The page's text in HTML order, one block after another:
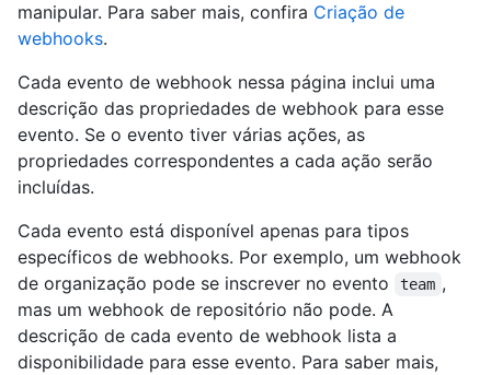
manipular. Para saber mais, confira Criação de
webhooks.
Cada evento de webhook nessa página inclui uma
descrição das propriedades de webhook para esse
evento. Se o evento tiver várias ações, as
propriedades correspondentes a cada ação serão
incluídas.
Cada evento está disponível apenas para tipos
específicos de webhooks. Por exemplo, um webhook
de organização pode se inscrever no evento
team ,
mas um webhook de repositório não pode. A
descrição de cada evento de webhook lista a
disponibilidade para esse evento. Para saber mais,